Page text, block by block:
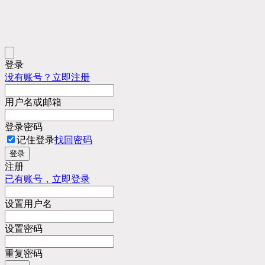
登录
没有账号？立即注册
用户名或邮箱
登录密码
记住登录找回密码
登录
注册
已有账号，立即登录
设置用户名
设置密码
重复密码